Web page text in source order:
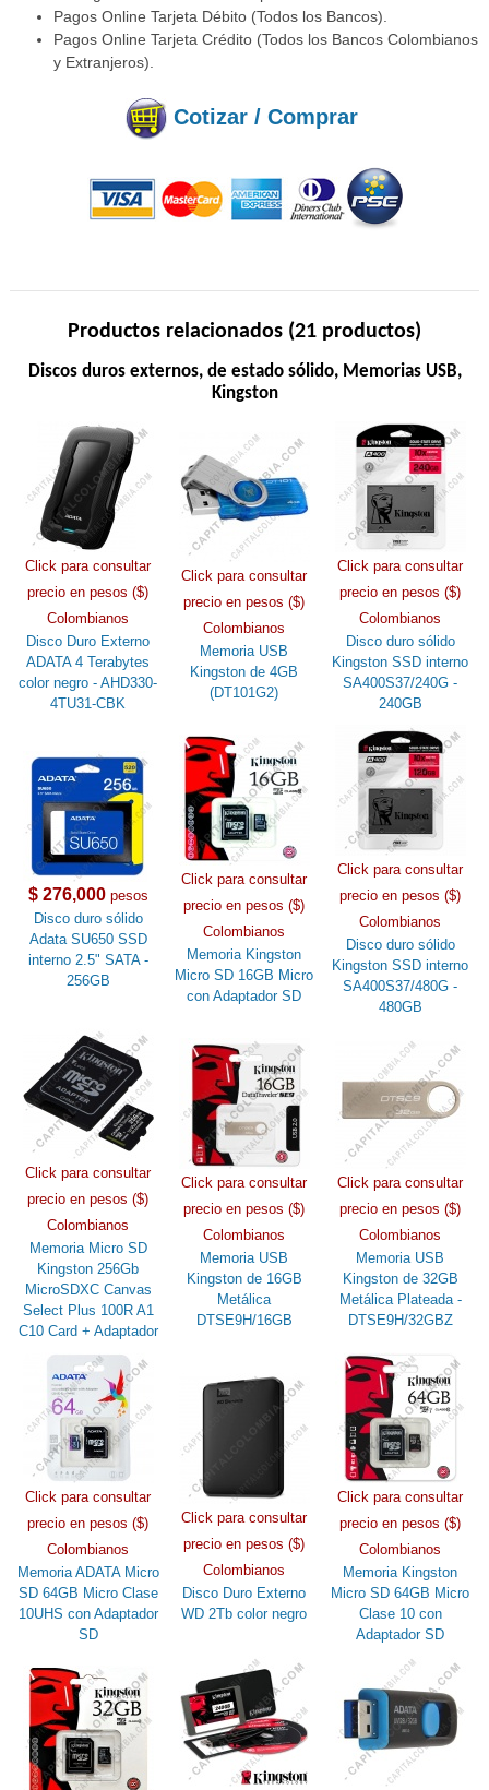
Pagos Online Tarjeta Débito (Todos los Bancos).
Pagos Online Tarjeta Crédito (Todos los Bancos Colombianos
y Extranjeros).
Cotizar / Comprar
Productos relacionados (21 productos)
Discos duros externos, de estado sólido, Memorias USB,
Kingston
Click para consultar
precio en pesos ($)
Colombianos
Disco Duro Externo
ADATA 4 Terabytes
color negro - AHD330-
4TU31-CBK
Click para consultar
precio en pesos ($)
Colombianos
Memoria USB
Kingston de 4GB
(DT101G2)
Click para consultar
precio en pesos ($)
Colombianos
Disco duro sólido
Kingston SSD interno
SA400S37/240G -
240GB
$ 276,000pesos
Disco duro sólido
Adata SU650 SSD
interno 2.5" SATA -
256GB
Click para consultar
precio en pesos ($)
Colombianos
Memoria Kingston
Micro SD 16GB Micro
con Adaptador SD
Click para consultar
precio en pesos ($)
Colombianos
Disco duro sólido
Kingston SSD interno
SA400S37/480G -
480GB
Click para consultar
precio en pesos ($)
Colombianos
Memoria Micro SD
Kingston 256Gb
MicroSDXC Canvas
Select Plus 100R A1
C10 Card + Adaptador
Click para consultar
precio en pesos ($)
Colombianos
Memoria USB
Kingston de 16GB
Metálica
DTSE9H/16GB
Click para consultar
precio en pesos ($)
Colombianos
Memoria USB
Kingston de 32GB
Metálica Plateada -
DTSE9H/32GBZ
Click para consultar
precio en pesos ($)
Colombianos
Memoria ADATA Micro
SD 64GB Micro Clase
10UHS con Adaptador
SD
Click para consultar
precio en pesos ($)
Colombianos
Disco Duro Externo
WD 2Tb color negro
Click para consultar
precio en pesos ($)
Colombianos
Memoria Kingston
Micro SD 64GB Micro
Clase 10 con
Adaptador SD